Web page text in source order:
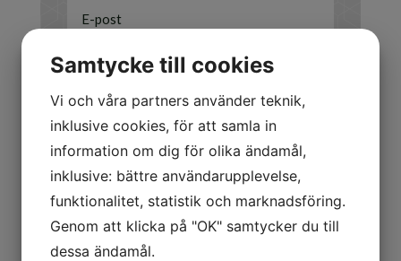
Jag är intresserad av
Att sälja
Att köpa
Annat/Övrigt
10 + 9 = Skicka
Samtycke till cookies
Vi och våra partners använder teknik,
inklusive cookies, för att samla in
information om dig för olika ändamål,
inklusive: bättre användarupplevelse,
funktionalitet, statistik och marknadsföring.
Genom att klicka på "OK" samtycker du till
dessa ändamål.